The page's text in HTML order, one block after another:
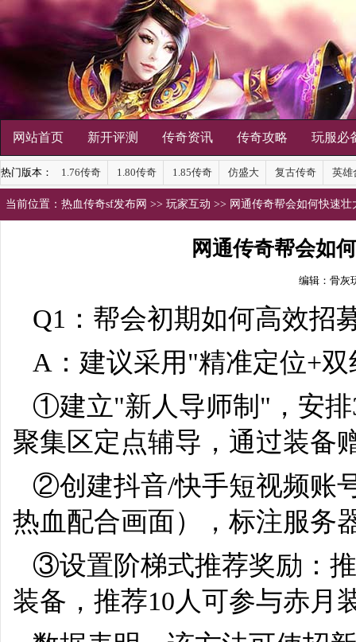
网站首页 新开评测 传奇资讯 传奇攻略 玩服必
热门版本： 1.76传奇 1.80传奇 1.85传奇 仿盛大 复古传奇 英雄
当前位置： 热血传奇sf发布网 >> 玩家互动 >> 网通传奇帮会如何快速
网通传奇帮会如
编辑：骨灰
Q1：帮会初期如何高效招
A：建议采用"精准定位+
①建立"新人导师制"，安排
聚集区定点辅导，通过装备
②创建抖音/快手短视频账
热血配合画面），标注服务
③设置阶梯式推荐奖励：
装备，推荐10人可参与赤月